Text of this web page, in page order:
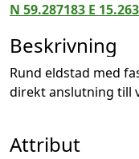
N 59.287183 E
Beskrivning
Rund eldstad med
direkt anslutning till
Attribut